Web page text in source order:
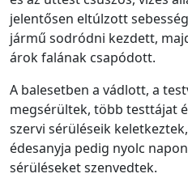
jelentősen eltúlzott
jármű sodródni kezdett,
árok falának csapódott.
A balesetben a vádlott, a
megsérültek, több testtájat
szervi sérüléseik
édesanyja pedig nyolc
sérüléseket szenvedtek.